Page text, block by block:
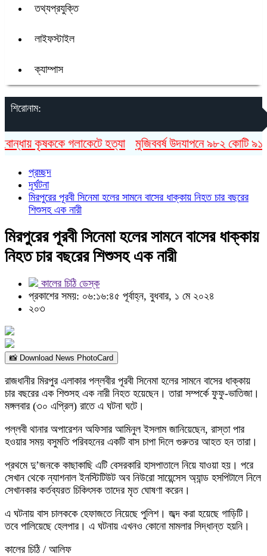
তথ্যপ্রযুক্তি
লাইফস্টাইল
ক্যাম্পাস
শিরোনাম:
কৃষককে গলাকেটে হত্যা মুজিববর্ষ উদযাপনে ৯৮২ কোটি ৯১
প্রচ্ছদ
দূর্ঘটনা
মিরপুরের পূরবী সিনেমা হলের সামনে বাসের ধাক্কায় নিহত চার বছরের
শিশুসহ এক নারী
মিরপুরের পূরবী সিনেমা হলের সামনে বাসের ধাক্কায়
নিহত চার বছরের শিশুসহ এক নারী
কালের চিঠি ডেস্ক
প্রকাশের সময়: ০৬:১৬:৪৫ পূর্বাহ্ন, বুধবার, ১ মে ২০২৪
২০৩
📸 Download News PhotoCard
রাজধানীর মিরপুর এলাকার পল্লবীর পূরবী সিনেমা হলের সামনে বাসের ধাক্কায়
চার বছরের এক শিশুসহ এক নারী নিহত হয়েছেন। তারা সম্পর্কে ফুফু-ভাতিজা।
মঙ্গলবার (৩০ এপ্রিল) রাতে এ ঘটনা ঘটে।
পল্লবী থানার অপারেশন অফিসার আমিনুল ইসলাম জানিয়েছেন, রাস্তা পার
হওয়ার সময় বসুমতি পরিবহনের একটি বাস চাপা দিলে গুরুতর আহত হন তারা।
প্রথমে দু’জনকে কাছাকাছি এটি বেসরকারি হাসপাতালে নিয়ে যাওয়া হয়। পরে
সেখান থেকে ন্যাশনাল ইনস্টিটিউট অব নিউরো সায়েন্সেস অ্যান্ড হসপিটালে নিলে
সেখানকার কর্তব্যরত চিকিৎসক তাদের মৃত ঘোষণা করেন।
এ ঘটনায় বাস চালককে হেফাজতে নিয়েছে পুলিশ। জব্দ করা হয়েছে গাড়িটি।
তবে পালিয়েছে হেলপার। এ ঘটনায় এখনও কোনো মামলার সিদ্ধান্ত হয়নি।
কালের চিঠি / আলিফ